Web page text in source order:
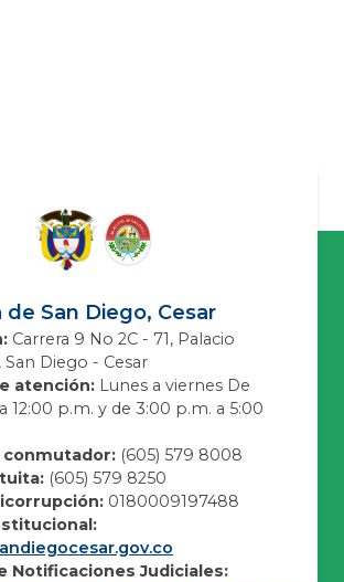
de San Diego, Cesar
Carrera 9 No 2C - 71, Palacio
San Diego - Cesar
atención: Lunes a viernes De
12:00 p.m. y de 3:00 p.m. a 5:00
(605) 579 8008
(605) 579 8250
0180009197488
Notificaciones Judiciales: